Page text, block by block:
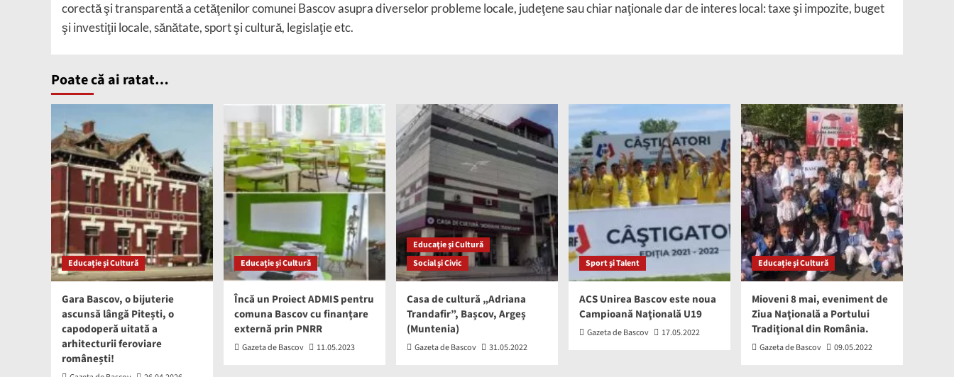
corectă şi transparentă a cetăţenilor comunei Bascov asupra diverselor probleme locale, judeţene sau chiar naţionale dar de interes local: taxe şi impozite, buget
şi investiţii locale, sănătate, sport şi cultură, legislaţie etc.
Poate că ai ratat…
Educaţie şi Cultură
Gara Bascov, o bijuterie
ascunsă lângă Pitești, o
capodoperă uitată a
arhitecturii feroviare
românești!
Educaţie şi Cultură
Încă un Proiect ADMIS pentru
comuna Bascov cu finanțare
externă prin PNRR
Gazeta de Bascov 11.05.2023
Educaţie şi Cultură
Social şi Civic
Casa de cultură „Adriana
Trandafir”, Bașcov, Argeș
(Muntenia)
Gazeta de Bascov 31.05.2022
Sport şi Talent
ACS Unirea Bascov este noua
Campioană Naţională U19
Gazeta de Bascov 17.05.2022
Educaţie şi Cultură
Mioveni 8 mai, eveniment de
Ziua Naţională a Portului
Tradiţional din România.
Gazeta de Bascov 09.05.2022